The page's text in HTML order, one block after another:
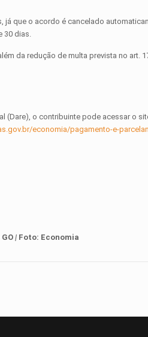
que o acordo é cancelado
30 dias.
da redução de multa prevista no art.
o contribuinte pode acessar o
economia/pagamento-e-
| Foto: Economia